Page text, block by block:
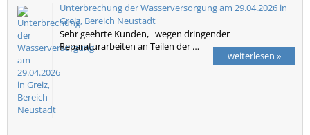
Unterbrechung der Wasserversorgung am 29.04.2026 in
Greiz, Bereich Neustadt
Sehr geehrte Kunden, wegen dringender
Reparaturarbeiten an Teilen der …
weiterlesen »